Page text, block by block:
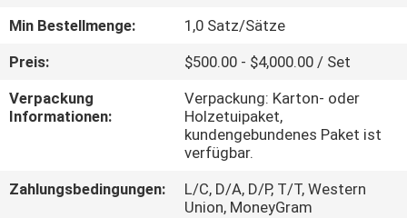
FABRIK-
AUSFLUG
QUALITÄTSKONTROLLE
Min Bestellmenge:
1,0 Satz/Sätze
Preis:
$500.00 - $4,000.00 / Set
Verpackung
Informationen:
Verpackung: Karton- oder
Holzetuipaket,
kundengebundenes Paket ist
verfügbar.
Zahlungsbedingungen:
L/C, D/A, D/P, T/T, Western
Union, MoneyGram